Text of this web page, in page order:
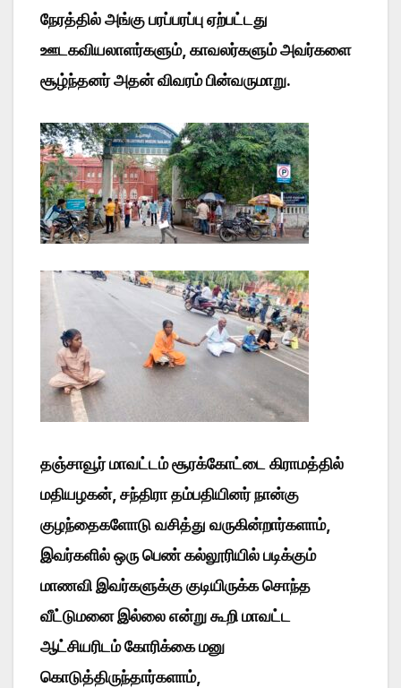
நேரத்தில் அங்கு பரப்பரப்பு ஏற்பட்டது
ஊடகவியலாளர்களும், காவலர்களும் அவர்களை
சூழ்ந்தனர் அதன் விவரம் பின்வருமாறு.
தஞ்சாவூர் மாவட்டம் சூரக்கோட்டை கிராமத்தில்
மதியழகன், சந்திரா தம்பதியினர் நான்கு
குழந்தைகளோடு வசித்து வருகின்றார்களாம்,
இவர்களில் ஒரு பெண் கல்லூரியில் படிக்கும்
மாணவி இவர்களுக்கு குடியிருக்க சொந்த
வீட்டுமனை இல்லை என்று கூறி மாவட்ட
ஆட்சியரிடம் கோரிக்கை மனு
கொடுத்திருந்தார்களாம்,